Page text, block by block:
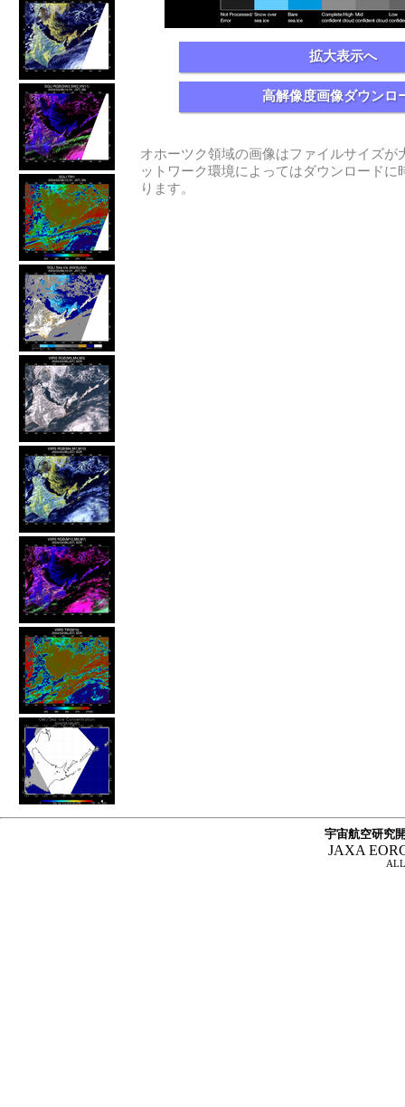
拡大表示へ
高解像度画像ダウンロ
オホーツク領域の画像はファイルサイズが
ットワーク環境によってはダウンロードに
ります。
宇宙航空研究
JAXA